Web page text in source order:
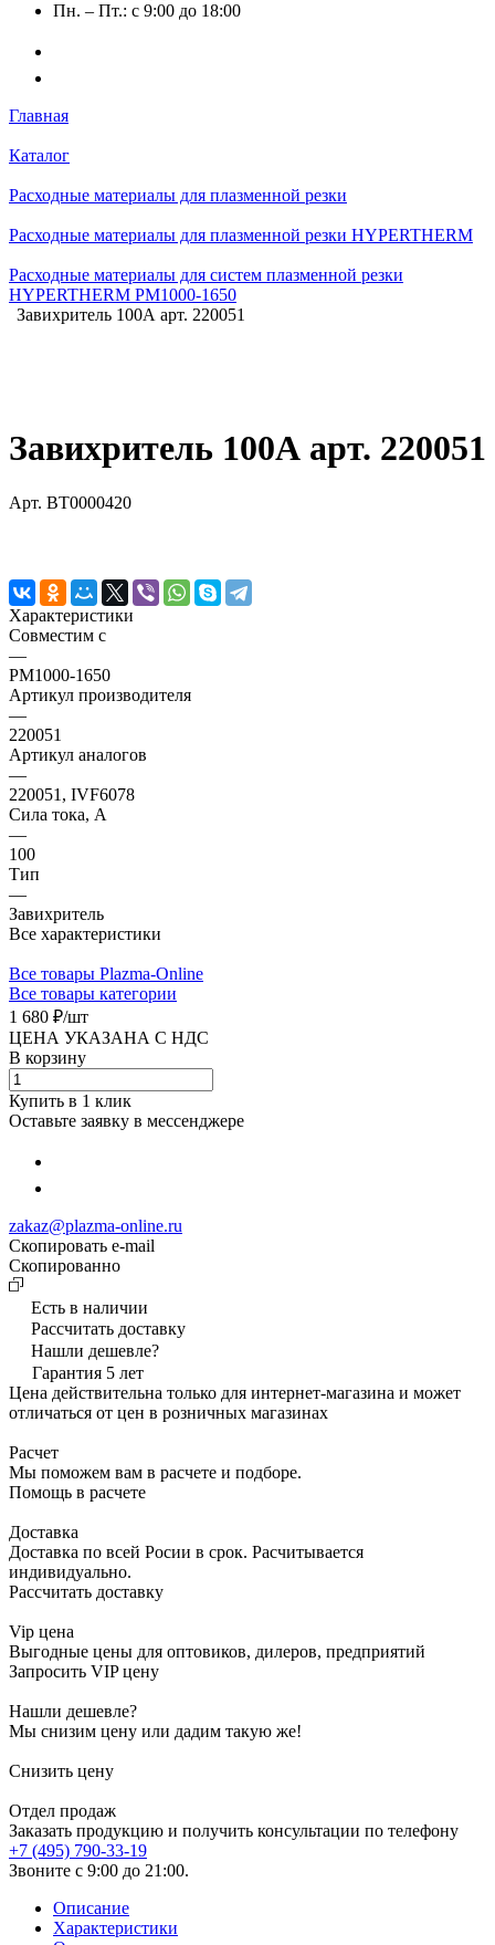
Пн. – Пт.: с 9:00 до 18:00
Главная
Каталог
Расходные материалы для плазменной резки
Расходные материалы для плазменной резки HYPERTHERM
Расходные материалы для систем плазменной резки
HYPERTHERM PM1000-1650
Завихритель 100А арт. 220051
Завихритель 100А арт. 220051
Арт. BT0000420
Характеристики
Совместим с
—
PM1000-1650
Артикул производителя
—
220051
Артикул аналогов
—
220051, IVF6078
Сила тока, А
—
100
Тип
—
Завихритель
Все характеристики
Все товары Plazma-Online
Все товары категории
1 680 ₽/шт
ЦЕНА УКАЗАНА С НДС
В корзину
Купить в 1 клик
Оставьте заявку в мессенджере
zakaz@plazma-online.ru
Скопировать e-mail
Cкопированно
Есть в наличии
Рассчитать доставку
Нашли дешевле?
Гарантия 5 лет
Цена действительна только для интернет-магазина и может
отличаться от цен в розничных магазинах
Расчет
Мы поможем вам в расчете и подборе.
Помощь в расчете
Доставка
Доставка по всей Росии в срок. Расчитывается
индивидуально.
Рассчитать доставку
Vip цена
Выгодные цены для оптовиков, дилеров, предприятий
Запросить VIP цену
Нашли дешевле?
Мы снизим цену или дадим такую же!
Снизить цену
Отдел продаж
Заказать продукцию и получить консультации по телефону
+7 (495) 790-33-19
Звоните с 9:00 до 21:00.
Описание
Характеристики